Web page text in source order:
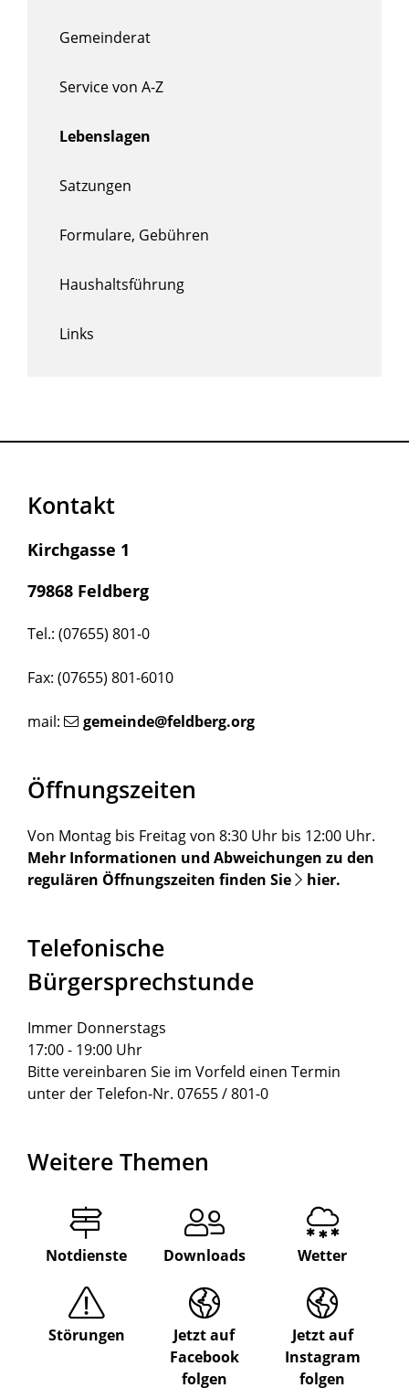
Gemeinderat
Service von A-Z
Lebenslagen
Satzungen
Formulare, Gebühren
Haushaltsführung
Links
Kontakt
Kirchgasse 1
79868 Feldberg
Tel.: (07655) 801-0
Fax: (07655) 801-6010
mail: gemeinde@feldberg.org
Öffnungszeiten
Von Montag bis Freitag von 8:30 Uhr bis 12:00 Uhr.
Mehr Informationen und Abweichungen zu den
regulären Öffnungszeiten finden Sie
hier.
Telefonische
Bürgersprechstunde
Immer Donnerstags
17:00 - 19:00 Uhr
Bitte vereinbaren Sie im Vorfeld einen Termin
unter der Telefon-Nr. 07655 / 801-0
Weitere Themen
Notdienste Downloads Wetter
Störungen
Jetzt auf
Facebook
folgen
Jetzt auf
Instagram
folgen